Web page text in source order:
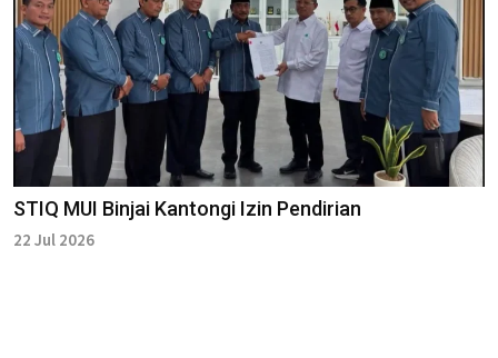
STIQ MUI Binjai Kantongi Izin Pendirian
22 Jul 2026